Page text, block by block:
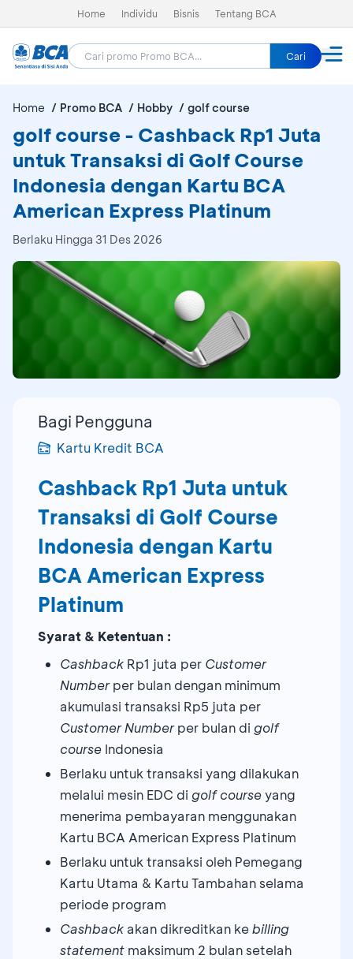
Home Individu Bisnis Tentang BCA
Cari
Home Promo BCA Hobby golf course
golf course - Cashback Rp1 Juta
untuk Transaksi di Golf Course
Indonesia dengan Kartu BCA
American Express Platinum
Berlaku Hingga 31 Des 2026
Bagi Pengguna
Kartu Kredit BCA
Cashback Rp1 Juta untuk
Transaksi di Golf Course
Indonesia dengan Kartu
BCA American Express
Platinum
Syarat & Ketentuan :
Cashback Rp1 juta per Customer
Numberper bulan dengan minimum
akumulasi transaksi Rp5 juta per
Customer Numberper bulan di golf
course Indonesia
Berlaku untuk transaksi yang dilakukan
melalui mesin EDC di golf courseyang
menerima pembayaran menggunakan
Kartu BCA American Express Platinum
Berlaku untuk transaksi oleh Pemegang
Kartu Utama & Kartu Tambahan selama
periode program
Cashback akan dikreditkan kebilling
statement maksimum 2 bulan setelah